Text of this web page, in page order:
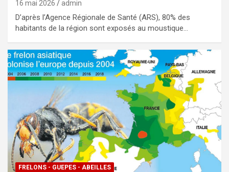
16 mai 2026 admin
D’après l’Agence Régionale de Santé (ARS), 80% des
habitants de la région sont exposés au moustique…
FRELONS - GUEPES - ABEILLES